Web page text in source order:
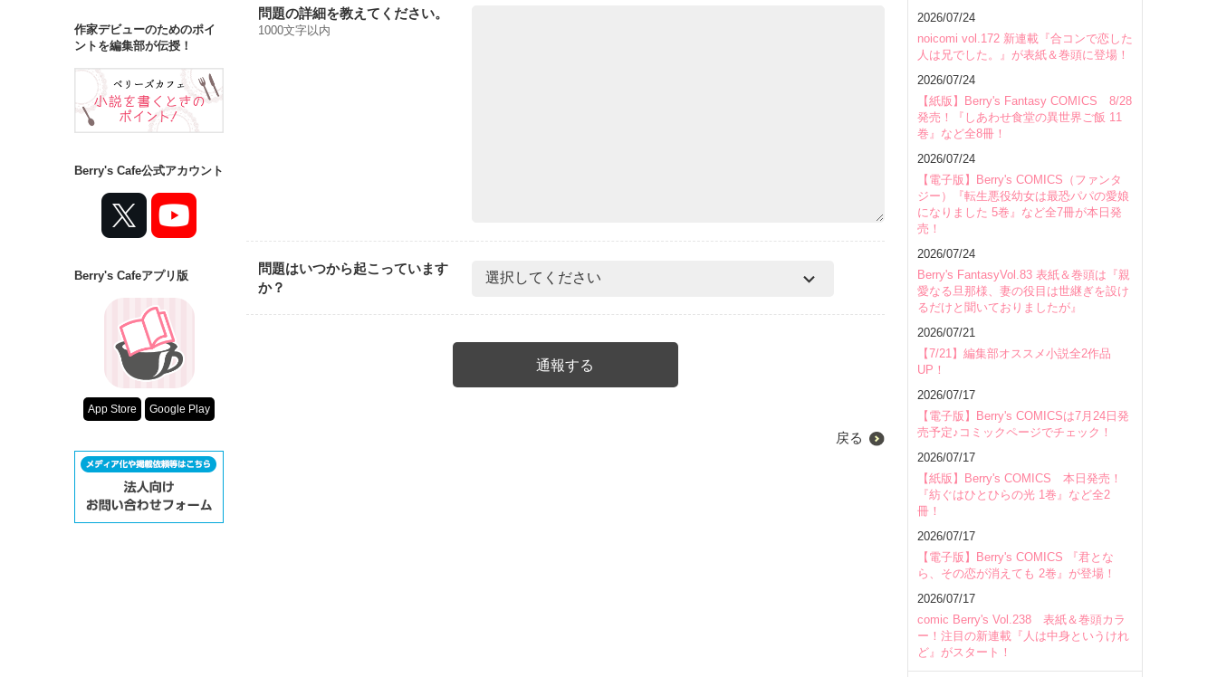
問題の詳細を教えてください。
1000文字以内
問題はいつから起こっています
か？
戻る
作家デビューのためのポイ
ントを編集部が伝授！
Berry's Cafe公式アカウント
Berry's Cafeアプリ版
App Store Google Play
2026/07/24
noicomi vol.172 新連載『合コンで恋した
人は兄でした。』が表紙＆巻頭に登場！
2026/07/24
【紙版】Berry's Fantasy COMICS 8/28
発売！『しあわせ食堂の異世界ご飯 11
巻』など全8冊！
2026/07/24
【電子版】Berry's COMICS（ファンタ
ジー）『転生悪役幼女は最恐パパの愛娘
になりました 5巻』など全7冊が本日発
売！
2026/07/24
Berry's FantasyVol.83 表紙＆巻頭は『親
愛なる旦那様、妻の役目は世継ぎを設け
るだけと聞いておりましたが』
2026/07/21
【7/21】編集部オススメ小説全2作品
UP！
2026/07/17
【電子版】Berry's COMICSは7月24日発
売予定♪コミックページでチェック！
2026/07/17
【紙版】Berry's COMICS 本日発売！
『紡ぐはひとひらの光 1巻』など全2
冊！
2026/07/17
【電子版】Berry's COMICS 『君とな
ら、その恋が消えても 2巻』が登場！
2026/07/17
comic Berry's Vol.238 表紙＆巻頭カラ
ー！注目の新連載『人は中身というけれ
ど』がスタート！